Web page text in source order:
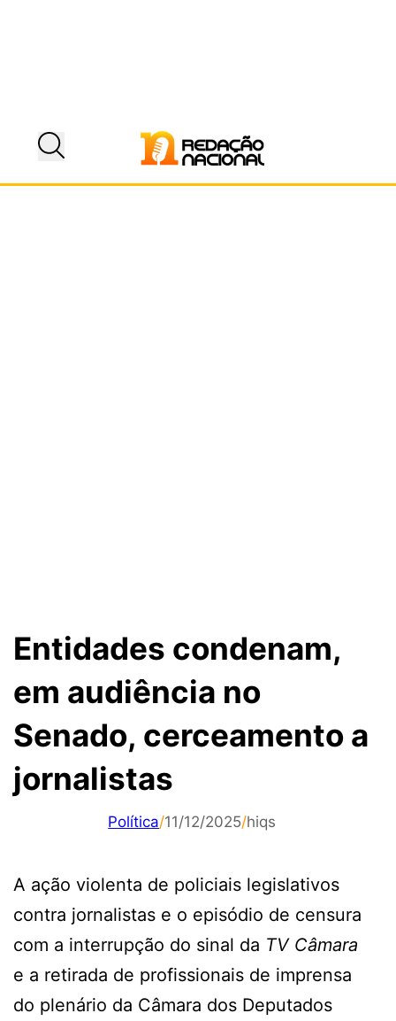
Entidades condenam,
em audiência no
Senado, cerceamento a
jornalistas
Política/11/12/2025/hiqs
A ação violenta de policiais legislativos
contra jornalistas e o episódio de censura
com a interrupção do sinal da TV Câmara
e a retirada de profissionais de imprensa
do plenário da Câmara dos Deputados